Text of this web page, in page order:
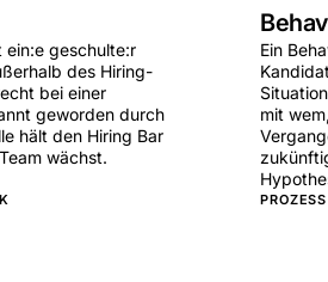
ein:e geschulte:r
des Hiring-
bei einer
geworden durch
hält den Hiring Bar
wächst.
Ein
mit